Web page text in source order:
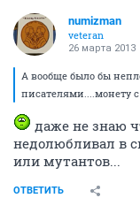
numizman
veteran
26 марта 2013
А вообще было бы
писателями....монету
даже не знаю
недолюбливал в
или мутантов...
ОТВЕТИТЬ